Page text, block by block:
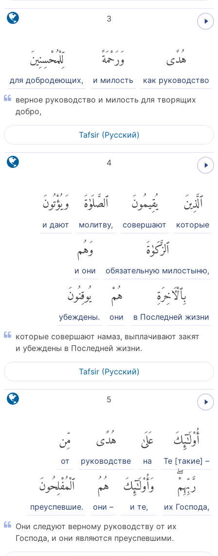
3
هُدًى
как руководство
وَرَحْمَةً
и милость
لِّلْمُحْسِنِينَ
для добродеющих,
верное руководство и милость для творящих
добро,
Tafsir (Pусский)
4
ٱلَّذِينَ
которые
يُقِيمُونَ
совершают
ٱلصَّلَوٰةَ
молитву,
وَيُؤْتُونَ
и дают
ٱلزَّكَوٰةَ
обязательную милостыню,
وَهُم
и они
بِٱلْءَاخِرَةِ
в Последней жизни
هُمْ
они
يُوقِنُونَ
убеждены.
которые совершают намаз, выплачивают закят
и убеждены в Последней жизни.
Tafsir (Pусский)
5
أُو۟لَٰٓئِكَ
Те [такие] –
عَلَىٰ
на
هُدًى
руководстве
مِّن
от
رَّبِّهِمْۖ
их Господа,
وَأُو۟لَٰٓئِكَ
и те,
هُمُ
они –
ٱلْمُفْلِحُونَ
преуспевшие.
Они следуют верному руководству от их
Господа, и они являются преуспевшими.